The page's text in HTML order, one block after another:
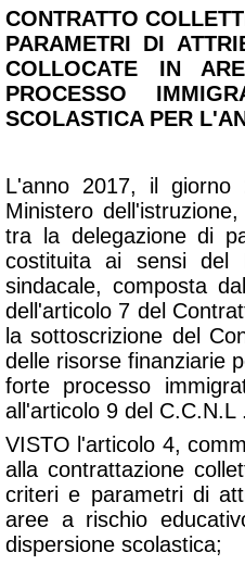
CONTRATTO
PARAMETRI DI
COLLOCATE IN
PROCESSO
SCOLASTICA PER
L'anno 2017, il
Ministero
tra la delegazione di
costituita ai sensi del
sindacale, composta
dell'articolo 7 del
la sottoscrizione del
delle risorse finanziarie
forte processo
all'articolo 9 del C.C.N.L
VISTO l'articolo 4,
alla contrattazione
criteri e parametri di
aree a rischio
dispersione scolastica;